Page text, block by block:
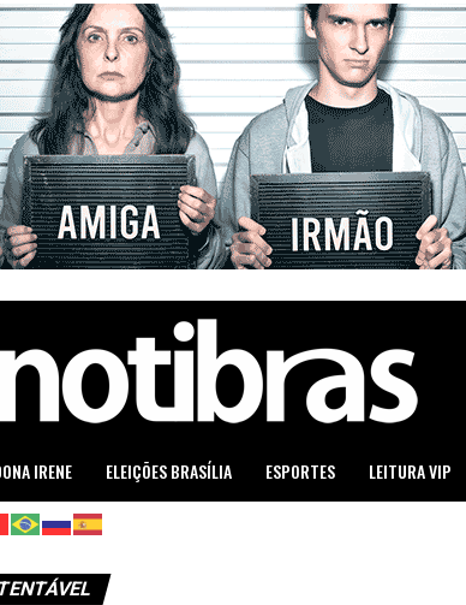
IRENE ELEIÇÕES BRASÍLIA ESPORTES LEITURA VIP